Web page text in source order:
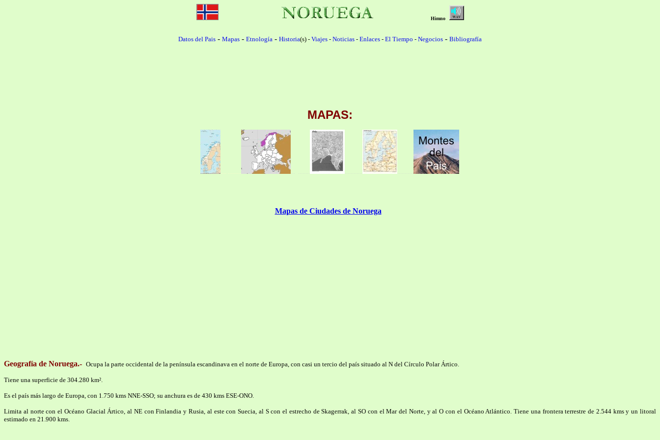
Himno
Datos del Pais - Mapas - Etnología - Historia(s) - Viajes - Noticias - Enlaces - El Tiempo - Negocios - Bibliografía
MAPAS:
.... ......... ... ........ ............ ...........
Mapas de Ciudades de Noruega
Geografía de Noruega.- Ocupa la parte occidental de la península escandinava en el norte de Europa, con casi un tercio del país situado al N del Círculo Polar Ártico.
Tiene una superficie de 304.280 km².
Es el país más largo de Europa, con 1.750 kms NNE-SSO; su anchura es de 430 kms ESE-ONO.
Limita al norte con el Océano Glacial Ártico, al NE con Finlandia y Rusia, al este con Suecia, al S con el estrecho de Skagerrak, al SO con el Mar del Norte, y al O con el Océano Atlántico. Tiene una frontera terrestre de 2.544 kms y un litoral
estimado en 21.900 kms.